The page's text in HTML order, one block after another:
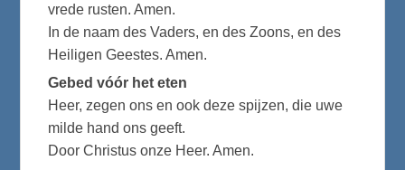
vrede rusten. Amen.
In de naam des Vaders, en des Zoons, en des
Heiligen Geestes. Amen.
Gebed vóór het eten
Heer, zegen ons en ook deze spijzen, die uwe
milde hand ons geeft.
Door Christus onze Heer. Amen.